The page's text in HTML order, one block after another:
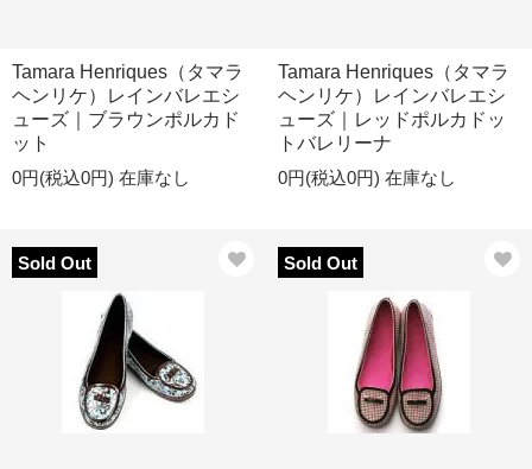
Tamara Henriques（タマラ
ヘンリケ）レインバレエシ
ューズ｜ブラウンポルカド
ット
0円(税込0円) 在庫なし
Tamara Henriques（タマラ
ヘンリケ）レインバレエシ
ューズ｜レッドポルカドッ
トバレリーナ
0円(税込0円) 在庫なし
Sold Out Sold Out